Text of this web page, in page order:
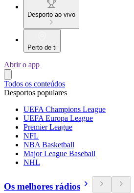
Desporto ao vivo
Perto de ti
Abrir o app
Todos os conteúdos
Desportos populares
UEFA Champions League
UEFA Europa League
Premier League
NFL
NBA Basketball
Major League Baseball
NHL
Os melhores rádios